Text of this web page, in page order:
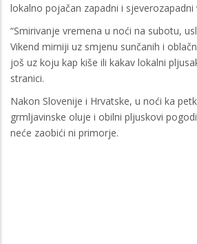
lokalno pojačan zapadni i sjeverozapadni
“Smirivanje vremena u noći na subotu,
Vikend mirniji uz smjenu sunčanih i
još uz koju kap kiše ili kakav lokalni
stranici.
Nakon Slovenije i Hrvatske, u noći ka
grmljavinske oluje i obilni pljuskovi
neće zaobići ni primorje.